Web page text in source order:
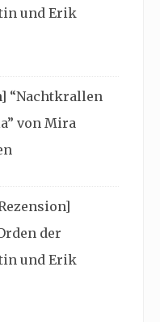
und Erik
“Nachtkrallen
von Mira
der
und Erik